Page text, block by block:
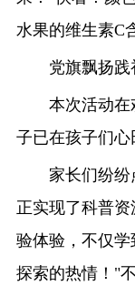
水果的维生素C
党旗飘扬
本次活动在
子已在孩子们
家长们纷纷
正实现了科普
验体验，不仅
探索的热情！"